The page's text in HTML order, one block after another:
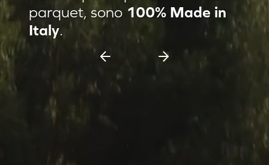
Casa C & F Vercelli
Residenza privata Milano
Espositore scorrevole 11 pannelli
Espositore Culla 8 pannelli
Battiscopa Impiallacciato
Cassettiera 12 pannelli
parquet, sono 100% Made in
Italy.